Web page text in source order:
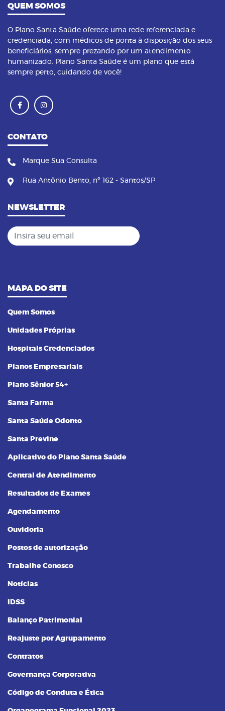
QUEM SOMOS
O Plano Santa Saúde oferece uma rede referenciada e
credenciada, com médicos de ponta à disposição dos seus
beneficiários, sempre prezando por um atendimento
humanizado. Plano Santa Saúde é um plano que está
sempre perto, cuidando de você!
CONTATO
Marque Sua Consulta
Rua Antônio Bento, nº 162 - Santos/SP
NEWSLETTER
Insira seu email
MAPA DO SITE
Quem Somos
Unidades Próprias
Hospitais Credenciados
Planos Empresariais
Plano Sênior 54+
Santa Farma
Santa Saúde Odonto
Santa Previne
Aplicativo do Plano Santa Saúde
Central de Atendimento
Resultados de Exames
Agendamento
Ouvidoria
Postos de autorização
Trabalhe Conosco
Notícias
IDSS
Balanço Patrimonial
Reajuste por Agrupamento
Contratos
Governança Corporativa
Código de Conduta e Ética